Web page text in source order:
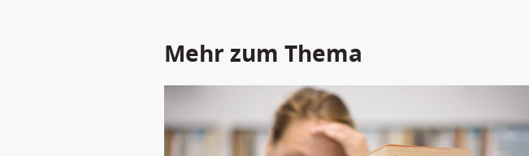
Mehr zum Thema